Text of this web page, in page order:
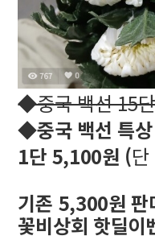
◆중국 백선 15
◆중국 백선 특
1단 5,100원 (
기존 5,300원 판
꽃비상회 핫딜